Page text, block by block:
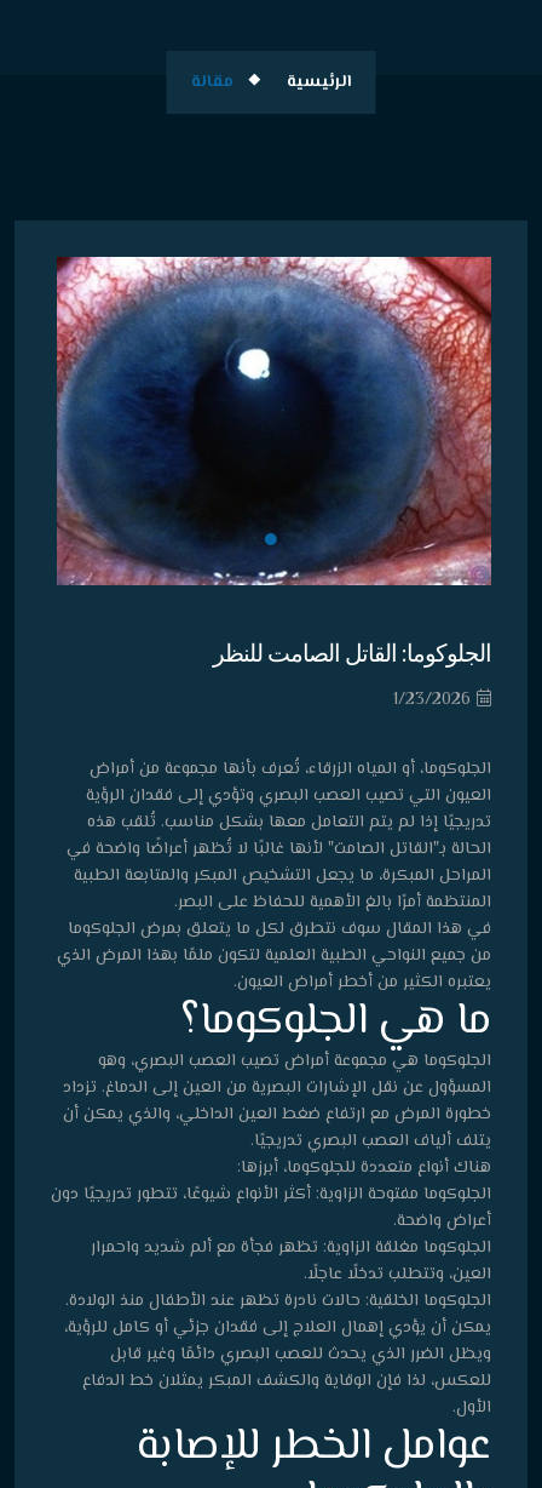
الرئيسية مقالة
الجلوكوما: القاتل الصامت للنظر
1/23/2026
الجلوكوما، أو المياه الزرقاء، تُعرف بأنها مجموعة من أمراض
العيون التي تصيب العصب البصري وتؤدي إلى فقدان الرؤية
تدريجيًا إذا لم يتم التعامل معها بشكل مناسب. تُلقب هذه
الحالة بـ"القاتل الصامت" لأنها غالبًا لا تُظهر أعراضًا واضحة في
المراحل المبكرة، ما يجعل التشخيص المبكر والمتابعة الطبية
المنتظمة أمرًا بالغ الأهمية للحفاظ على البصر.
في هذا المقال سوف نتطرق لكل ما يتعلق بمرض الجلوكوما
من جميع النواحي الطبية العلمية لتكون ملمًا بهذا المرض الذي
يعتبره الكثير من أخطر أمراض العيون.
ما هي الجلوكوما؟
الجلوكوما هي مجموعة أمراض تصيب العصب البصري، وهو
المسؤول عن نقل الإشارات البصرية من العين إلى الدماغ. تزداد
خطورة المرض مع ارتفاع ضغط العين الداخلي، والذي يمكن أن
يتلف ألياف العصب البصري تدريجيًا.
هناك أنواع متعددة للجلوكوما، أبرزها:
الجلوكوما مفتوحة الزاوية: أكثر الأنواع شيوعًا، تتطور تدريجيًا دون
أعراض واضحة.
الجلوكوما مغلقة الزاوية: تظهر فجأة مع ألم شديد واحمرار
العين، وتتطلب تدخلًا عاجلًا.
الجلوكوما الخلقية: حالات نادرة تظهر عند الأطفال منذ الولادة.
يمكن أن يؤدي إهمال العلاج إلى فقدان جزئي أو كامل للرؤية،
ويظل الضرر الذي يحدث للعصب البصري دائمًا وغير قابل
للعكس، لذا فإن الوقاية والكشف المبكر يمثلان خط الدفاع
الأول.
عوامل الخطر للإصابة